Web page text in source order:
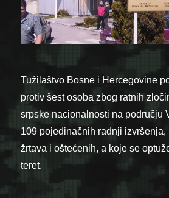
Tužilaštvo Bosne i Hercegovine
protiv šest osoba zbog ratnih
srpske nacionalnosti na području
109 pojedinačnih radnji
žrtava i oštećenih, a koje se
teret.